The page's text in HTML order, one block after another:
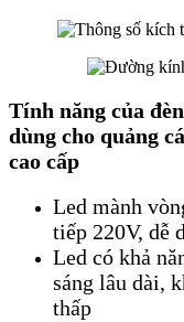
Tính năng của
dùng cho quảng
cao cấp
Led mành
tiếp 220V, dễ
Led có khả
sáng lâu dài,
thấp